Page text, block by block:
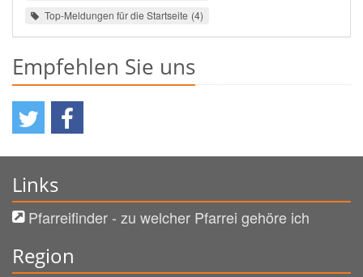
Top-Meldungen für die Startseite 4
Empfehlen Sie uns
Links
Pfarreifinder - zu welcher Pfarrei gehöre ich
Region